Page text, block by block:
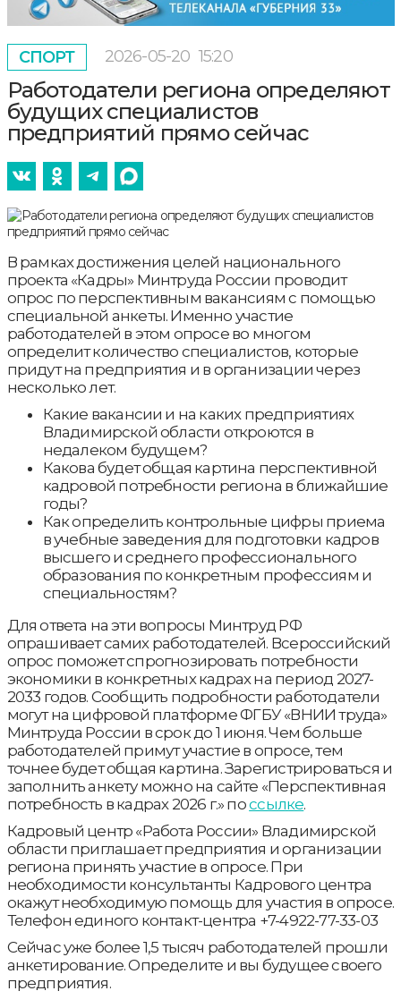
СПОРТ 2026-05-20 15:20
Работодатели региона определяют
будущих специалистов
предприятий прямо сейчас
В рамках достижения целей национального
проекта «Кадры» Минтруда России проводит
опрос по перспективным вакансиям с помощью
специальной анкеты. Именно участие
работодателей в этом опросе во многом
определит количество специалистов, которые
придут на предприятия и в организации через
несколько лет.
Какие вакансии и на каких предприятиях
Владимирской области откроются в
недалеком будущем?
Какова будет общая картина перспективной
кадровой потребности региона в ближайшие
годы?
Как определить контрольные цифры приема
в учебные заведения для подготовки кадров
высшего и среднего профессионального
образования по конкретным профессиям и
специальностям?
Для ответа на эти вопросы Минтруд РФ
опрашивает самих работодателей. Всероссийский
опрос поможет спрогнозировать потребности
экономики в конкретных кадрах на период 2027-
2033 годов. Сообщить подробности работодатели
могут на цифровой платформе ФГБУ «ВНИИ труда»
Минтруда России в срок до 1 июня. Чем больше
работодателей примут участие в опросе, тем
точнее будет общая картина. Зарегистрироваться и
заполнить анкету можно на сайте «Перспективная
потребность в кадрах 2026 г.» поссылке.
Кадровый центр «Работа России» Владимирской
области приглашает предприятия и организации
региона принять участие в опросе. При
необходимости консультанты Кадрового центра
окажут необходимую помощь для участия в опросе.
Телефон единого контакт-центра +7-4922-77-33-03
Сейчас уже более 1,5 тысяч работодателей прошли
анкетирование. Определите и вы будущее своего
предприятия.